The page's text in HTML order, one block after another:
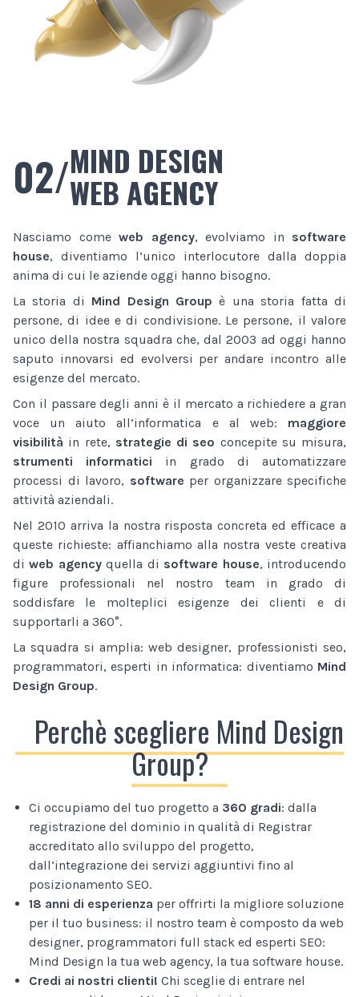
02/MIND DESIGN
WEB AGENCY
Nasciamo come web agency, evolviamo in software
house, diventiamo l’unico interlocutore dalla doppia
anima di cui le aziende oggi hanno bisogno.
La storia di Mind Design Group è una storia fatta di
persone, di idee e di condivisione. Le persone, il valore
unico della nostra squadra che, dal 2003 ad oggi hanno
saputo innovarsi ed evolversi per andare incontro alle
esigenze del mercato.
Con il passare degli anni è il mercato a richiedere a gran
voce un aiuto all’informatica e al web: maggiore
visibilità in rete, strategie di seo concepite su misura,
strumenti informatici in grado di automatizzare
processi di lavoro, software per organizzare specifiche
attività aziendali.
Nel 2010 arriva la nostra risposta concreta ed efficace a
queste richieste: affianchiamo alla nostra veste creativa
diweb agencyquella di software house, introducendo
figure professionali nel nostro team in grado di
soddisfare le molteplici esigenze dei clienti e di
supportarli a 360°.
La squadra si amplia: web designer, professionisti seo,
programmatori, esperti in informatica: diventiamo Mind
Design Group.
Perchè scegliere Mind Design
Group?
Ci occupiamo del tuo progetto a 360 gradi: dalla
registrazione del dominio in qualità di Registrar
accreditato allo sviluppo del progetto,
dall’integrazione dei servizi aggiuntivi fino al
posizionamento SEO.
18 anni di esperienza per offrirti la migliore soluzione
per il tuo business: il nostro team è composto da web
designer, programmatori full stack ed esperti SEO:
Mind Design la tua web agency, la tua software house.
Credi ai nostri clienti! Chi sceglie di entrare nel